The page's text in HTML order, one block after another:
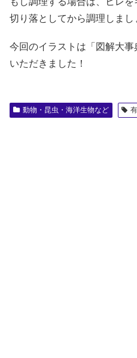
切り落としてから調理しまし
今回のイラストは「図解大
いただきました！
動物・昆虫・海洋生物など